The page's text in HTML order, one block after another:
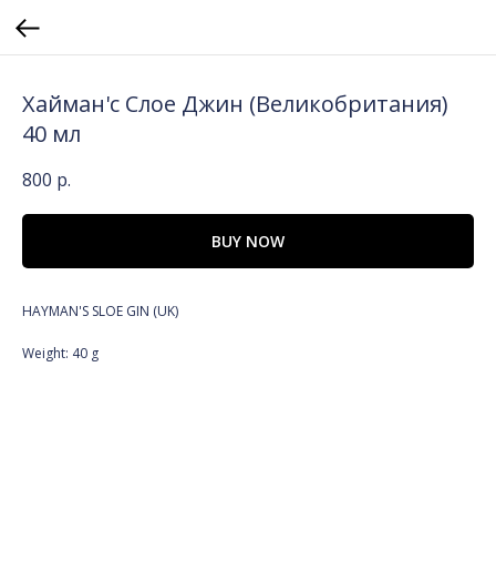
Хайман'с Слое Джин (Великобритания)
40 мл
800 р.
BUY NOW
HAYMAN'S SLOE GIN (UK)
Weight: 40 g